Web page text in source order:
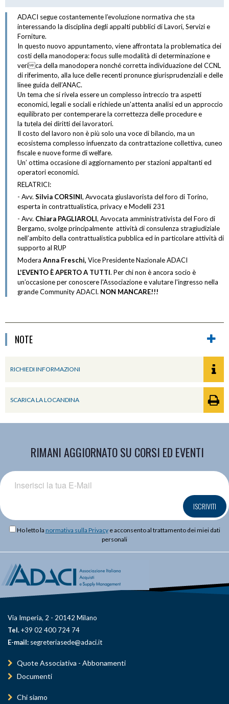
ADACI segue costantemente l’evoluzione normativa che sta
interessando la disciplina degli appalti pubblici di Lavori, Servizi e
Forniture.
In questo nuovo appuntamento, viene affrontata la problematica dei
costi della manodopera: focus sulle modalità di determinazione e
verica della manodopera nonché corretta individuazione del CCNL
di riferimento, alla luce delle recenti pronunce giurisprudenziali e delle
linee guida dell’ANAC.
Un tema che si rivela essere un complesso intreccio tra aspetti
economici, legali e sociali e richiede un'attenta analisi ed un approccio
equilibrato per contemperare la correttezza delle procedure e
la tutela dei diritti dei lavoratori.
Il costo del lavoro non è più solo una voce di bilancio, ma un
ecosistema complesso infuenzato da contrattazione collettiva, cuneo
fiscale e nuove forme di welfare.
Un’ ottima occasione di aggiornamento per stazioni appaltanti ed
operatori economici.
RELATRICI:
- Avv. Silvia CORSINI, Avvocata giuslavorista del foro di Torino,
esperta in contrattualistica, privacy e Modelli 231
- Avv. Chiara PAGLIAROLI, Avvocata amministrativista del Foro di
Bergamo, svolge principalmente attività di consulenza stragiudiziale
nell’ambito della contrattualistica pubblica ed in particolare attività di
supporto al RUP
Modera Anna Freschi, Vice Presidente Nazionale ADACI
L'EVENTO È APERTO A TUTTI. Per chi non è ancora socio è
un’occasione per conoscere l'Associazione e valutare l'ingresso nella
grande Community ADACI. NON MANCARE!!!
NOTE
RICHIEDI INFORMAZIONI
SCARICA LA LOCANDINA
RIMANI AGGIORNATO SU CORSI ED EVENTI
ISCRIVITI
Ho letto la normativa sulla Privacye acconsento al trattamento dei miei dati
personali
Via Imperia, 2 - 20142 Milano
Tel.+39 02 400 724 74
E-mail: segreteriasede@adaci.it
Quote Associativa - Abbonamenti
Documenti
Chi siamo